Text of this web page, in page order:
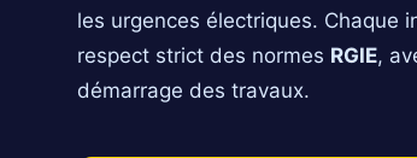
les urgences électriques. Chaque
respect strict des normes RGIE,
démarrage des travaux.